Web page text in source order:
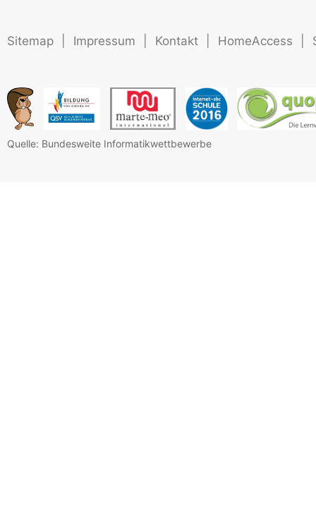
Sitemap Impressum Kontakt HomeAccess
Quelle: Bundesweite Informatikwettbewerbe